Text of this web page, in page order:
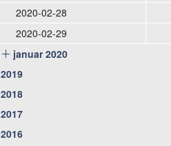
2020-02-28
2020-02-29
januar 2020
2019
2018
2017
2016